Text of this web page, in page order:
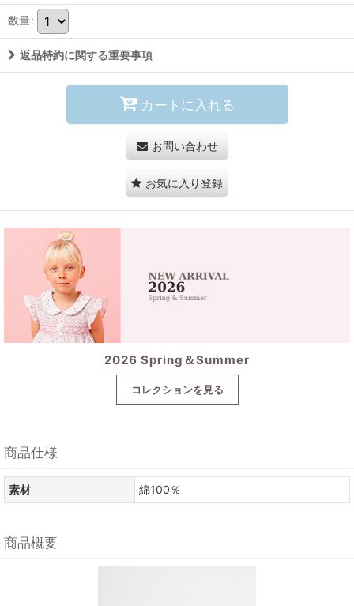
数量:
返品特約に関する重要事項
カートに入れる
お問い合わせ
お気に入り登録
2026 Spring＆Summer
コレクションを見る
商品仕様
素材 綿100％
商品概要